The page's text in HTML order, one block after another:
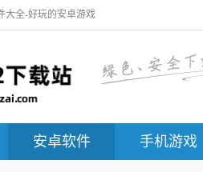
大全-好玩的安卓游戏
安卓软件 手机游戏